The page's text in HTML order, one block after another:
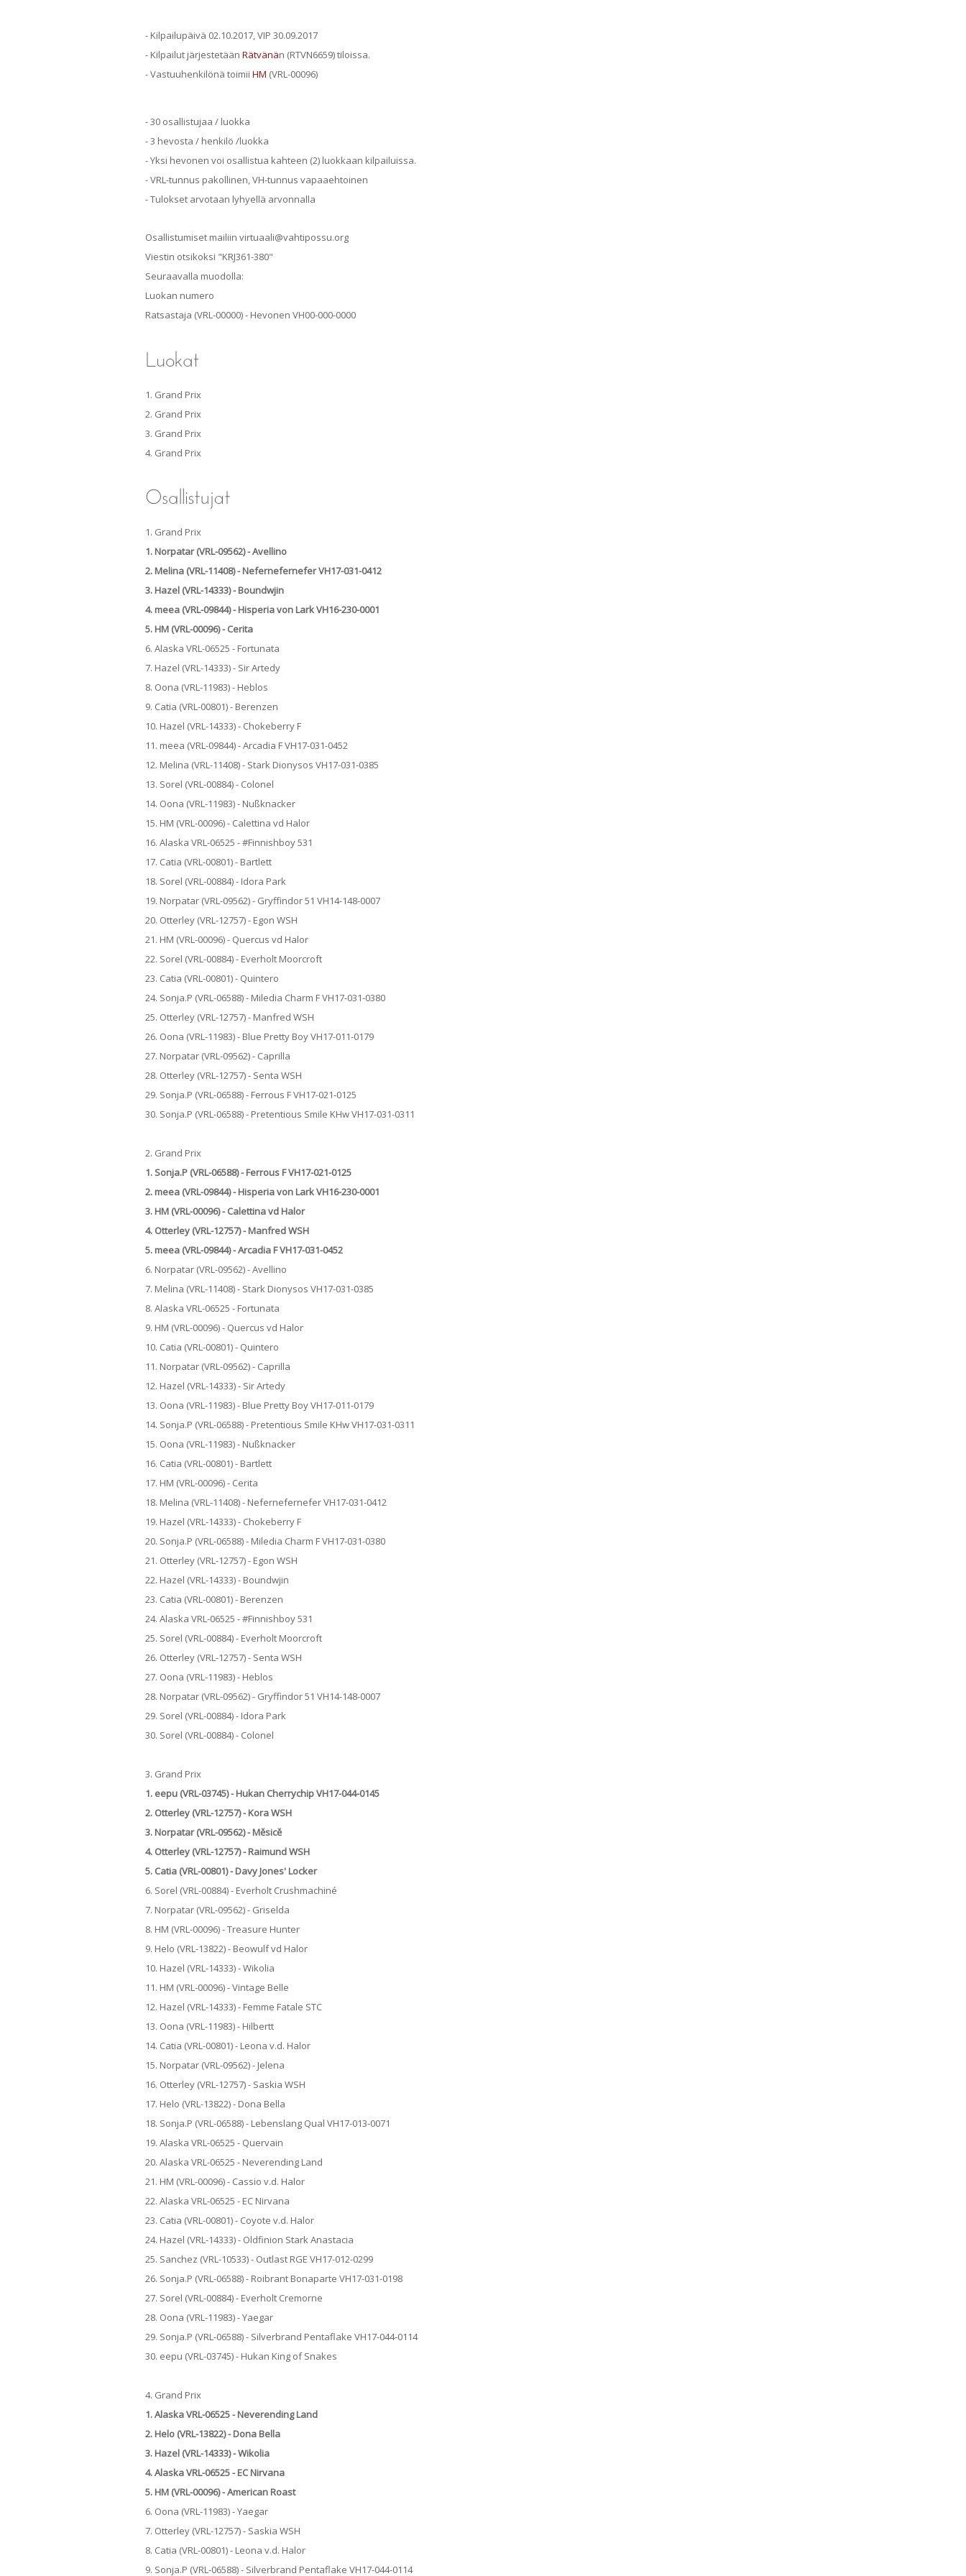
- Kilpailupäivä 02.10.2017, VIP 30.09.2017
- Kilpailut järjestetään Rätvänän (RTVN6659) tiloissa.
- Vastuuhenkilönä toimii HM (VRL-00096)
- 30 osallistujaa / luokka
- 3 hevosta / henkilö /luokka
- Yksi hevonen voi osallistua kahteen (2) luokkaan kilpailuissa.
- VRL-tunnus pakollinen, VH-tunnus vapaaehtoinen
- Tulokset arvotaan lyhyellä arvonnalla
Osallistumiset mailiin virtuaali@vahtipossu.org
Viestin otsikoksi "KRJ361-380"
Seuraavalla muodolla:
Luokan numero
Ratsastaja (VRL-00000) - Hevonen VH00-000-0000
1. Grand Prix
2. Grand Prix
3. Grand Prix
4. Grand Prix
1. Grand Prix
1. Norpatar (VRL-09562) - Avellino
2. Melina (VRL-11408) - Nefernefernefer VH17-031-0412
3. Hazel (VRL-14333) - Boundwjin
4. meea (VRL-09844) - Hisperia von Lark VH16-230-0001
5. HM (VRL-00096) - Cerita
6. Alaska VRL-06525 - Fortunata
7. Hazel (VRL-14333) - Sir Artedy
8. Oona (VRL-11983) - Heblos
9. Catia (VRL-00801) - Berenzen
10. Hazel (VRL-14333) - Chokeberry F
11. meea (VRL-09844) - Arcadia F VH17-031-0452
12. Melina (VRL-11408) - Stark Dionysos VH17-031-0385
13. Sorel (VRL-00884) - Colonel
14. Oona (VRL-11983) - Nußknacker
15. HM (VRL-00096) - Calettina vd Halor
16. Alaska VRL-06525 - #Finnishboy 531
17. Catia (VRL-00801) - Bartlett
18. Sorel (VRL-00884) - Idora Park
19. Norpatar (VRL-09562) - Gryffindor 51 VH14-148-0007
20. Otterley (VRL-12757) - Egon WSH
21. HM (VRL-00096) - Quercus vd Halor
22. Sorel (VRL-00884) - Everholt Moorcroft
23. Catia (VRL-00801) - Quintero
24. Sonja.P (VRL-06588) - Miledia Charm F VH17-031-0380
25. Otterley (VRL-12757) - Manfred WSH
26. Oona (VRL-11983) - Blue Pretty Boy VH17-011-0179
27. Norpatar (VRL-09562) - Caprilla
28. Otterley (VRL-12757) - Senta WSH
29. Sonja.P (VRL-06588) - Ferrous F VH17-021-0125
30. Sonja.P (VRL-06588) - Pretentious Smile KHw VH17-031-0311
2. Grand Prix
1. Sonja.P (VRL-06588) - Ferrous F VH17-021-0125
2. meea (VRL-09844) - Hisperia von Lark VH16-230-0001
3. HM (VRL-00096) - Calettina vd Halor
4. Otterley (VRL-12757) - Manfred WSH
5. meea (VRL-09844) - Arcadia F VH17-031-0452
6. Norpatar (VRL-09562) - Avellino
7. Melina (VRL-11408) - Stark Dionysos VH17-031-0385
8. Alaska VRL-06525 - Fortunata
9. HM (VRL-00096) - Quercus vd Halor
10. Catia (VRL-00801) - Quintero
11. Norpatar (VRL-09562) - Caprilla
12. Hazel (VRL-14333) - Sir Artedy
13. Oona (VRL-11983) - Blue Pretty Boy VH17-011-0179
14. Sonja.P (VRL-06588) - Pretentious Smile KHw VH17-031-0311
15. Oona (VRL-11983) - Nußknacker
16. Catia (VRL-00801) - Bartlett
17. HM (VRL-00096) - Cerita
18. Melina (VRL-11408) - Nefernefernefer VH17-031-0412
19. Hazel (VRL-14333) - Chokeberry F
20. Sonja.P (VRL-06588) - Miledia Charm F VH17-031-0380
21. Otterley (VRL-12757) - Egon WSH
22. Hazel (VRL-14333) - Boundwjin
23. Catia (VRL-00801) - Berenzen
24. Alaska VRL-06525 - #Finnishboy 531
25. Sorel (VRL-00884) - Everholt Moorcroft
26. Otterley (VRL-12757) - Senta WSH
27. Oona (VRL-11983) - Heblos
28. Norpatar (VRL-09562) - Gryffindor 51 VH14-148-0007
29. Sorel (VRL-00884) - Idora Park
30. Sorel (VRL-00884) - Colonel
3. Grand Prix
1. eepu (VRL-03745) - Hukan Cherrychip VH17-044-0145
2. Otterley (VRL-12757) - Kora WSH
3. Norpatar (VRL-09562) - Měsicě
4. Otterley (VRL-12757) - Raimund WSH
5. Catia (VRL-00801) - Davy Jones' Locker
6. Sorel (VRL-00884) - Everholt Crushmachiné
7. Norpatar (VRL-09562) - Griselda
8. HM (VRL-00096) - Treasure Hunter
9. Helo (VRL-13822) - Beowulf vd Halor
10. Hazel (VRL-14333) - Wikolia
11. HM (VRL-00096) - Vintage Belle
12. Hazel (VRL-14333) - Femme Fatale STC
13. Oona (VRL-11983) - Hilbertt
14. Catia (VRL-00801) - Leona v.d. Halor
15. Norpatar (VRL-09562) - Jelena
16. Otterley (VRL-12757) - Saskia WSH
17. Helo (VRL-13822) - Dona Bella
18. Sonja.P (VRL-06588) - Lebenslang Qual VH17-013-0071
19. Alaska VRL-06525 - Quervain
20. Alaska VRL-06525 - Neverending Land
21. HM (VRL-00096) - Cassio v.d. Halor
22. Alaska VRL-06525 - EC Nirvana
23. Catia (VRL-00801) - Coyote v.d. Halor
24. Hazel (VRL-14333) - Oldfinion Stark Anastacia
25. Sanchez (VRL-10533) - Outlast RGE VH17-012-0299
26. Sonja.P (VRL-06588) - Roibrant Bonaparte VH17-031-0198
27. Sorel (VRL-00884) - Everholt Cremorne
28. Oona (VRL-11983) - Yaegar
29. Sonja.P (VRL-06588) - Silverbrand Pentaflake VH17-044-0114
30. eepu (VRL-03745) - Hukan King of Snakes
4. Grand Prix
1. Alaska VRL-06525 - Neverending Land
2. Helo (VRL-13822) - Dona Bella
3. Hazel (VRL-14333) - Wikolia
4. Alaska VRL-06525 - EC Nirvana
5. HM (VRL-00096) - American Roast
6. Oona (VRL-11983) - Yaegar
7. Otterley (VRL-12757) - Saskia WSH
8. Catia (VRL-00801) - Leona v.d. Halor
9. Sonja.P (VRL-06588) - Silverbrand Pentaflake VH17-044-0114